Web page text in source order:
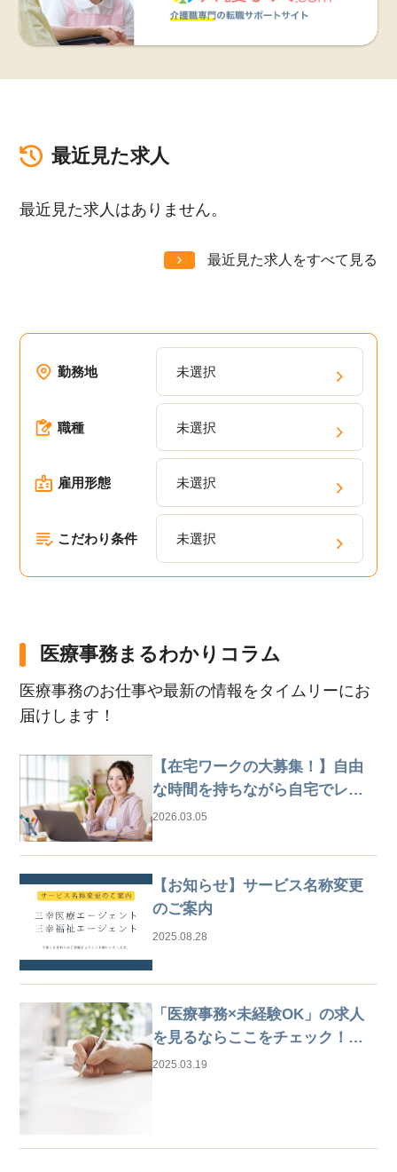
最近見た求人
最近見た求人はありません。
最近見た求人をすべて見る
勤務地 未選択
職種 未選択
雇用形態 未選択
こだわり条件 未選択
医療事務まるわかりコラム
医療事務のお仕事や最新の情報をタイムリーにお
届けします！
【在宅ワークの大募集！】自由
な時間を持ちながら自宅でレセ
プト業務
2026.03.05
【お知らせ】サービス名称変更
のご案内
2025.08.28
「医療事務×未経験OK」の求人
を見るならここをチェック！は
じめての仕事探しガイド
2025.03.19